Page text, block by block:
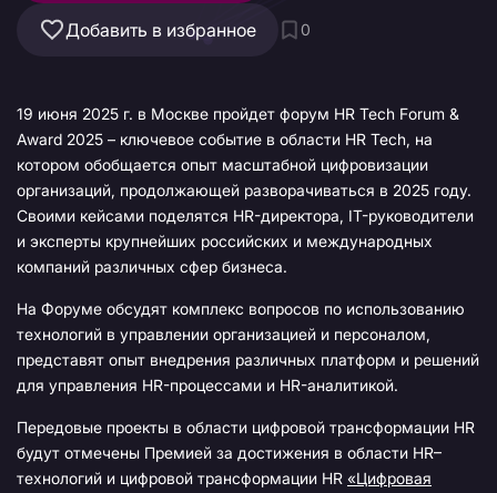
Добавить в избранное 0
19 июня 2025 г. в Москве пройдет форум HR Tech Forum &
Award 2025 – ключевое событие в области HR Tech, на
котором обобщается опыт масштабной цифровизации
организаций, продолжающей разворачиваться в 2025 году.
Своими кейсами поделятся HR-директора, IT-руководители
и эксперты крупнейших российских и международных
компаний различных сфер бизнеса.
На Форуме обсудят комплекс вопросов по использованию
технологий в управлении организацией и персоналом,
представят опыт внедрения различных платформ и решений
для управления HR-процессами и HR-аналитикой.
Передовые проекты в области цифровой трансформации HR
будут отмечены Премией за достижения в области HR–
технологий и цифровой трансформации HR «Цифровая